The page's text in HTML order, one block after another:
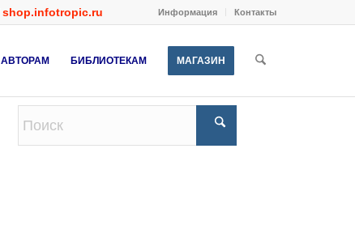
Информация Контакты
shop.infotropic.ru
АВТОРАМ БИБЛИОТЕКАМ МАГАЗИН